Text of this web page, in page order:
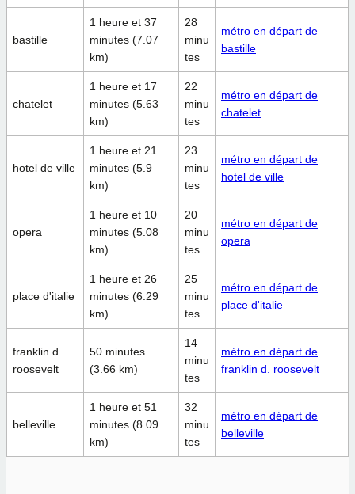
bastille
1 heure et 37
minutes (7.07
km)
28
minu
tes
métro en départ de
bastille
chatelet
1 heure et 17
minutes (5.63
km)
22
minu
tes
métro en départ de
chatelet
hotel de ville
1 heure et 21
minutes (5.9
km)
23
minu
tes
métro en départ de
hotel de ville
opera
1 heure et 10
minutes (5.08
km)
20
minu
tes
métro en départ de
opera
place d'italie
1 heure et 26
minutes (6.29
km)
25
minu
tes
métro en départ de
place d'italie
franklin d.
roosevelt
50 minutes
(3.66 km)
14
minu
tes
métro en départ de
franklin d. roosevelt
belleville
1 heure et 51
minutes (8.09
km)
32
minu
tes
métro en départ de
belleville